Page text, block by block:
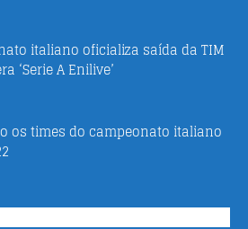
italiano oficializa saída da TIM
‘Serie A Enilive’
os times do campeonato italiano